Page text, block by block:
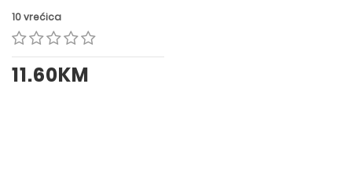
10 vrećica
11.60KM